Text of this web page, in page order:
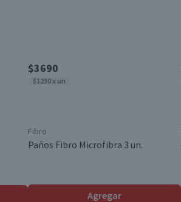
$3690
$1230 x un
Fibro
Paños Fibro Microfibra 3 un.
Agregar